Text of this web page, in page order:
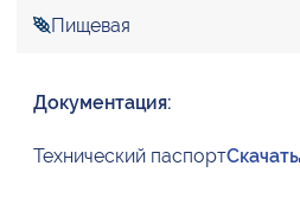
Пищевая
Документация:
Технический паспортСкачать